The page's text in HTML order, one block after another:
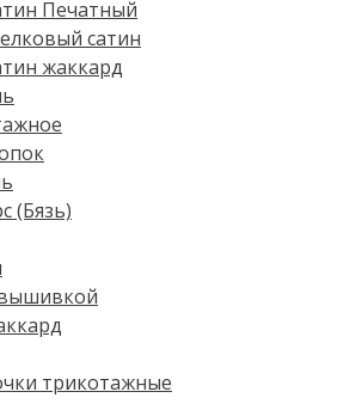
Печатный
сатин
жаккард
(Бязь)
трикотажные